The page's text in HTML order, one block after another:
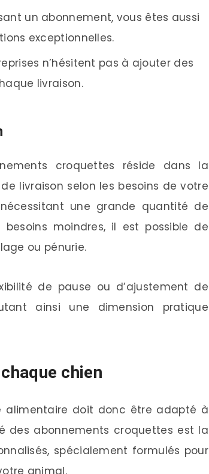
un abonnement, vous êtes aussi
exceptionnelles.
n’hésitent pas à ajouter des
livraison.
croquettes réside dans la
livraison selon les besoins de votre
une grande quantité de
moindres, il est possible de
ou pénurie.
de pause ou d’ajustement de
ainsi une dimension pratique
chien
alimentaire doit donc être adapté à
des abonnements croquettes est la
spécialement formulés pour
animal.